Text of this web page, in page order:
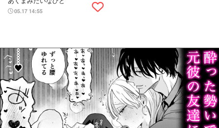
05.17 14:55